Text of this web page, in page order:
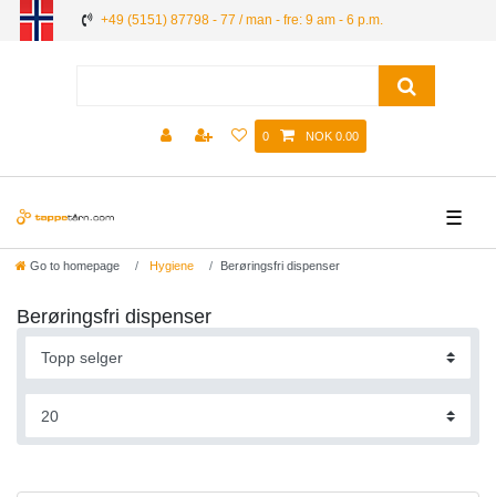
+49 (5151) 87798 - 77 / man - fre: 9 am - 6 p.m.
0 NOK 0.00
☰
Go to homepage Hygiene Berøringsfri dispenser
Berøringsfri dispenser